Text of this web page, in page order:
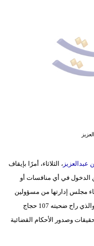
علوم
وتكنولوجيا
، الثلاثاء، أمرًا بإيقاف
الدخول في أي منافسات أو
مجلس إدارتها من مسؤولين
وغيرهم ممن لهم صلة بحادث سقوط الرافعة، والذي راح ضحيته 107 حجاج
التحقيقات وصدور الأحكام القضائية